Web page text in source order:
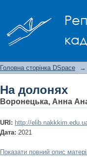
Головна сторінка DSpace →
На долонях
Воронецька, Анна
URI: http://
Дата: 2021
Показати повний опис